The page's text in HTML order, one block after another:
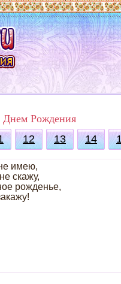
Днем Рождения
12 13 14
имею,
скажу,
рожденье,